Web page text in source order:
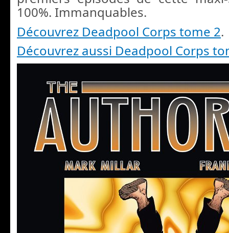
100%. Immanquables.
Découvrez Deadpool Corps tome 2.
Découvrez aussi Deadpool Corps